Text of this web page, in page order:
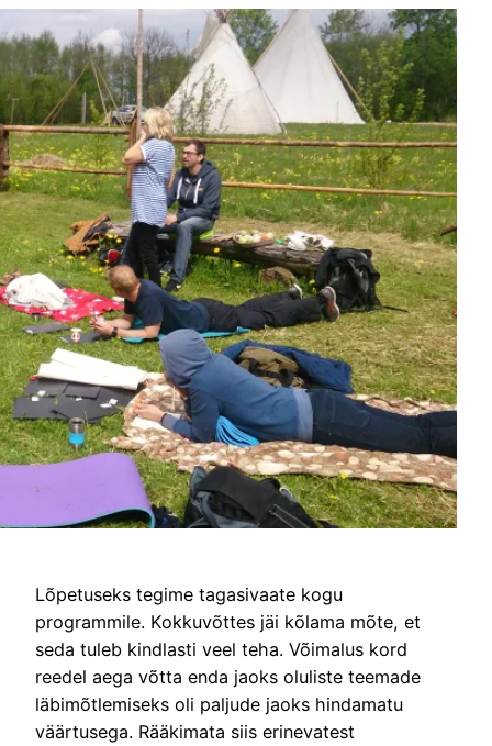
Lõpetuseks tegime tagasivaate kogu
programmile. Kokkuvõttes jäi kõlama mõte, et
seda tuleb kindlasti veel teha. Võimalus kord
reedel aega võtta enda jaoks oluliste teemade
läbimõtlemiseks oli paljude jaoks hindamatu
väärtusega. Rääkimata siis erinevatest